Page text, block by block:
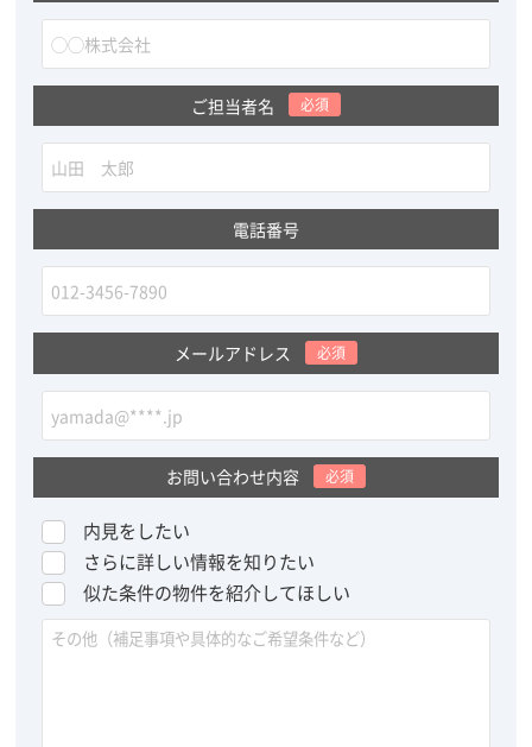
ご担当者名 必須
電話番号
メールアドレス 必須
お問い合わせ内容 必須
内見をしたい
さらに詳しい情報を知りたい
似た条件の物件を紹介してほしい